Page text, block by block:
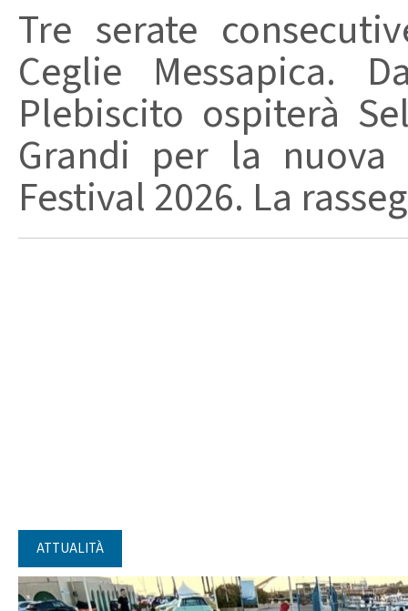
Tre serate
Ceglie Messapica.
Plebiscito ospiterà
Grandi per la
Festival 2026. La
ATTUALITÀ